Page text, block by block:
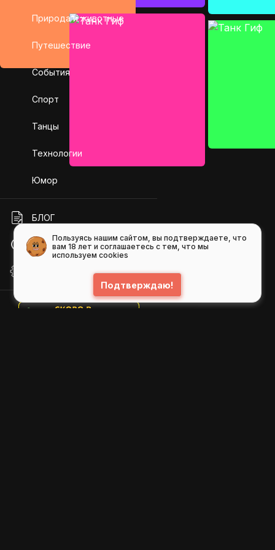
Природа и животные
Путешествие
События
Спорт
Танцы
Технологии
Юмор
БЛОГ
ПОМОЩЬ
Пользуясь нашим сайтом, вы подтверждаете, что
вам 18 лет и соглашаетесь с тем, что мы
используем cookies
Подтверждаю!